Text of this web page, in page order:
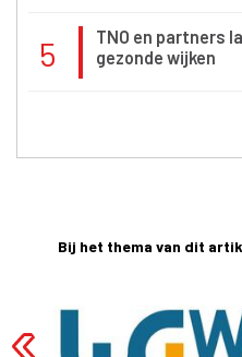
5
TNO en partners
gezonde wijken
Bij het thema van dit